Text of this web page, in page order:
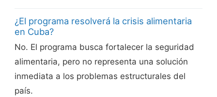
¿El programa resolverá la crisis alimentaria
en Cuba?
No. El programa busca fortalecer la seguridad
alimentaria, pero no representa una solución
inmediata a los problemas estructurales del
país.